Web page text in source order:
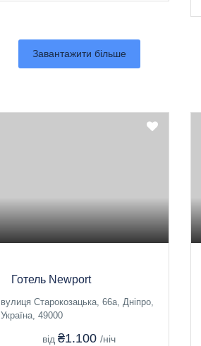
Завантажити більше
Готель Newport
вулиця Старокозацька, 66а, Дніпро,
Україна, 49000
від ₴1.100/ніч